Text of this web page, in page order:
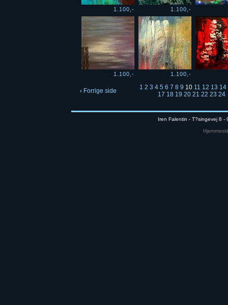
1.100,- 1.100,-
1.100,- 1.100,-
‹ Forrige side 1 2 3 4 5 6 7 8 9 10 11 12 13 14
17 18 19 20 21 22 23 24
Iren Falentin - T?singevej 8